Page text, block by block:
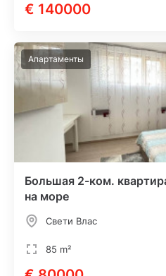
€ 140000
Апартаменты
Большая 2-ком.
на море
Свети Влас
85 m²